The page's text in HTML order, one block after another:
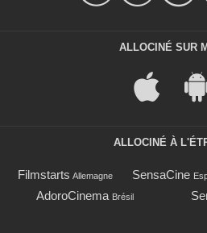
ALLOCINÉ SUR
ALLOCINÉ À
Filmstarts Allemagne SensaCine
AdoroCinema Brésil